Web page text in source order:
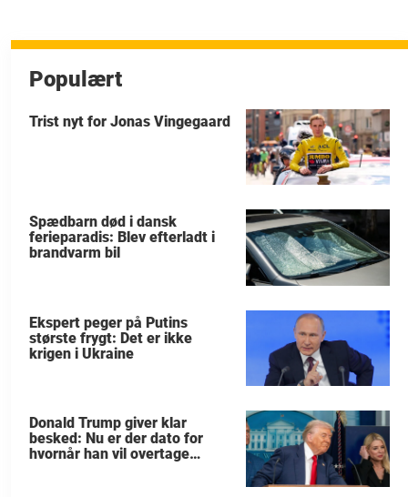
Populært
Trist nyt for Jonas Vingegaard
Spædbarn død i dansk
ferieparadis: Blev efterladt i
brandvarm bil
Ekspert peger på Putins
største frygt: Det er ikke
krigen i Ukraine
Donald Trump giver klar
besked: Nu er der dato for
hvornår han vil overtage